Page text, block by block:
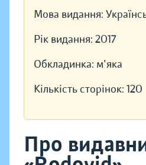
Мова видання:
Рік видання: 2017
Обкладинка: м'яка
Кількість сторінок: 120
Про